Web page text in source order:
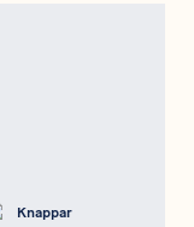
Knappar